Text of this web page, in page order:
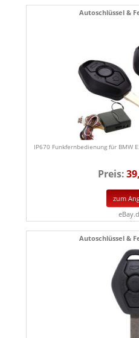
Autoschlüssel &
IP670 Funkfernbedienung für BMW
Preis:
zum
Autoschlüssel &